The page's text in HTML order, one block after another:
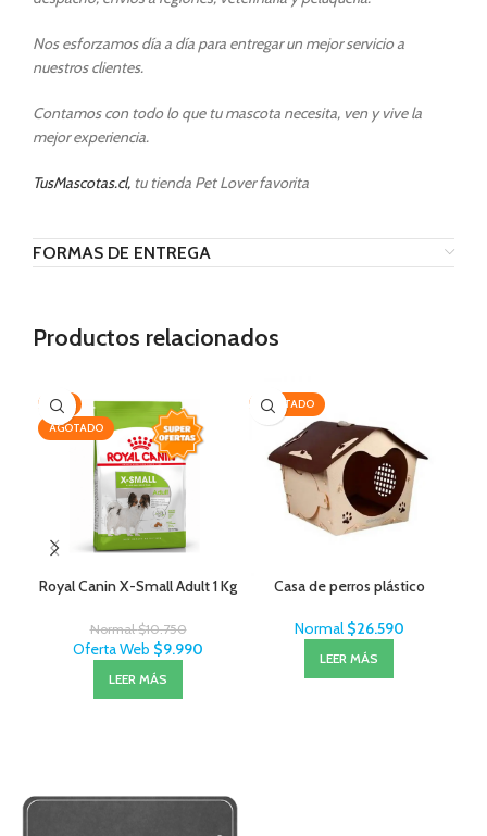
Nos esforzamos día a día para entregar un mejor servicio a
nuestros clientes.
Contamos con todo lo que tu mascota necesita, ven y vive la
mejor experiencia.
TusMascotas.cl, tu tienda Pet Lover favorita
FORMAS DE ENTREGA
Productos relacionados
-7%
AGOTADO
Royal Canin X-Small Adult 1 Kg
Normal$10.750
Oferta Web $9.990
LEER MÁS
AGOTADO
Casa de perros plástico
Normal $26.590
LEER MÁS